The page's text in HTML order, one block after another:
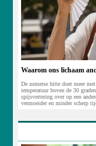
Waarom ons lichaam
De zomerse hitte doet meer
temperatuur boven de 30
spijsvertering over op een
vermoeider en minder scherp